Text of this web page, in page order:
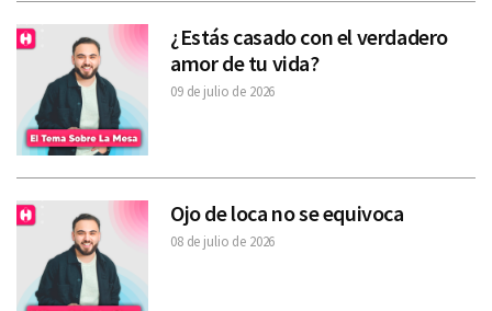
¿Estás casado con el verdadero
amor de tu vida?
09 de julio de 2026
Ojo de loca no se equivoca
08 de julio de 2026